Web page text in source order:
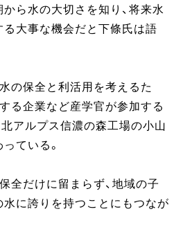
ら水の大切さを知り、将来水
る大事な機会だと下條氏は語
の保全と利活用を考えるた
る企業など産学官が参加する
アルプス信濃の森工場の小山
ている。
全だけに留まらず、地域の子
水に誇りを持つことにもつなが